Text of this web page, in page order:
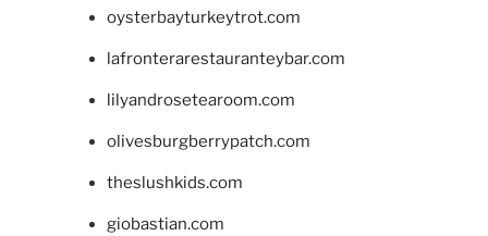
oysterbayturkeytrot.com
lafronterarestauranteybar.com
lilyandrosetearoom.com
olivesburgberrypatch.com
theslushkids.com
giobastian.com